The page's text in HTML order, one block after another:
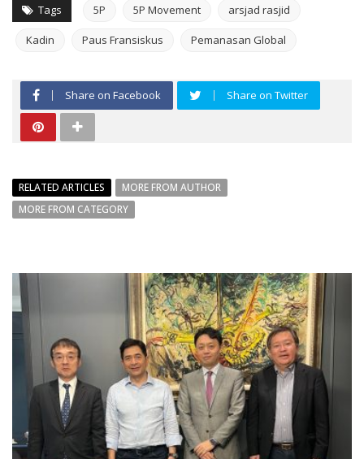
Tags 5P 5P Movement arsjad rasjid
Kadin Paus Fransiskus Pemanasan Global
Share on Facebook Share on Twitter
RELATED ARTICLES
MORE FROM AUTHOR
MORE FROM CATEGORY